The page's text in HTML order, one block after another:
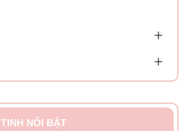
TINH NỔI BẬT